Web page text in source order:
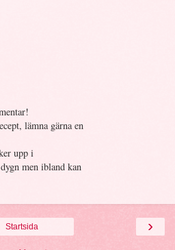
lämna gärna en
upp i
men ibland kan
›
Startsida